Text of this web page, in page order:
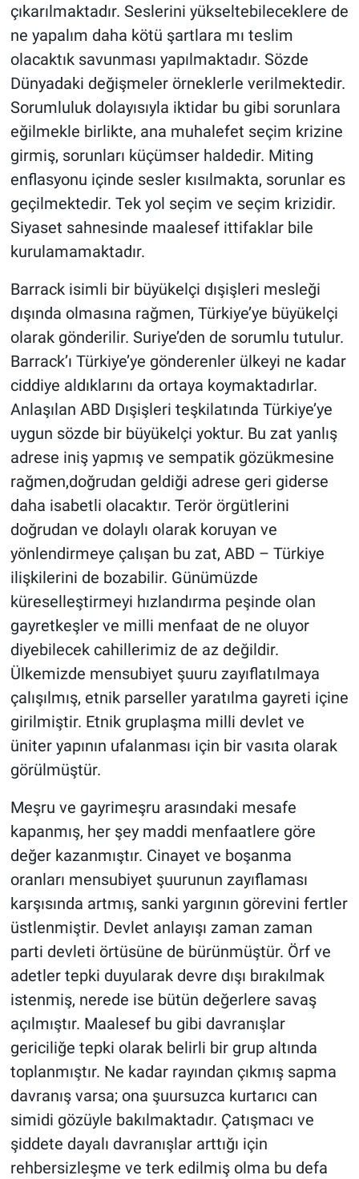
çıkarılmaktadır. Seslerini yükseltebileceklere de
ne yapalım daha kötü şartlara mı teslim
olacaktık savunması yapılmaktadır. Sözde
Dünyadaki değişmeler örneklerle verilmektedir.
Sorumluluk dolayısıyla iktidar bu gibi sorunlara
eğilmekle birlikte, ana muhalefet seçim krizine
girmiş, sorunları küçümser haldedir. Miting
enflasyonu içinde sesler kısılmakta, sorunlar es
geçilmektedir. Tek yol seçim ve seçim krizidir.
Siyaset sahnesinde maalesef ittifaklar bile
kurulamamaktadır. ​
Barrack isimli bir büyükelçi dışişleri mesleği
dışında olmasına rağmen, Türkiye’ye büyükelçi
olarak gönderilir. Suriye’den de sorumlu tutulur.
Barrack’ı Türkiye’ye gönderenler ülkeyi ne kadar
ciddiye aldıklarını da ortaya koymaktadırlar.
Anlaşılan ABD Dışişleri teşkilatında Türkiye’ye
uygun sözde bir büyükelçi yoktur. Bu zat yanlış
adrese iniş yapmış ve sempatik gözükmesine
rağmen,doğrudan geldiği adrese geri giderse
daha isabetli olacaktır. Terör örgütlerini
doğrudan ve dolaylı olarak koruyan ve
yönlendirmeye çalışan bu zat, ABD – Türkiye
ilişkilerini de bozabilir. Günümüzde
küreselleştirmeyi hızlandırma peşinde olan
gayretkeşler ve milli menfaat de ne oluyor
diyebilecek cahillerimiz de az değildir.
Ülkemizde mensubiyet şuuru zayıflatılmaya
çalışılmış, etnik parseller yaratılma gayreti içine
girilmiştir. Etnik gruplaşma milli devlet ve
üniter yapının ufalanması için bir vasıta olarak
görülmüştür. ​
Meşru ve gayrimeşru arasındaki mesafe
kapanmış, her şey maddi menfaatlere göre
değer kazanmıştır. Cinayet ve boşanma
oranları mensubiyet şuurunun zayıflaması
karşısında artmış, sanki yargının görevini fertler
üstlenmiştir. Devlet anlayışı zaman zaman
parti devleti örtüsüne de bürünmüştür. Örf ve
adetler tepki duyularak devre dışı bırakılmak
istenmiş, nerede ise bütün değerlere savaş
açılmıştır. Maalesef bu gibi davranışlar
gericiliğe tepki olarak belirli bir grup altında
toplanmıştır. Ne kadar rayından çıkmış sapma
davranış varsa; ona şuursuzca kurtarıcı can
simidi gözüyle bakılmaktadır. Çatışmacı ve
şiddete dayalı davranışlar arttığı için
rehbersizleşme ve terk edilmiş olma bu defa